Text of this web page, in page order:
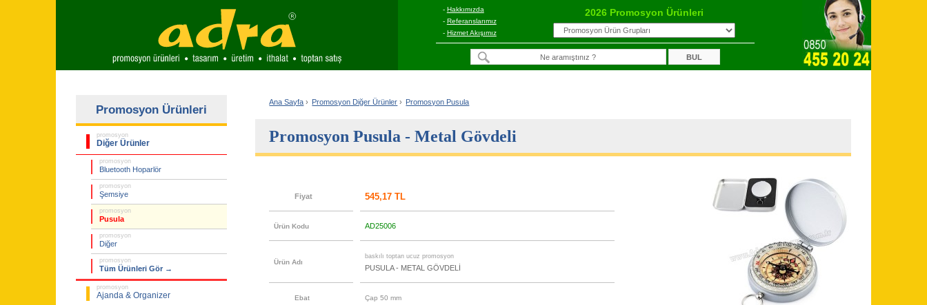
- Hakkımızda
- Referanslarımız
- Hizmet Akışımız
2026 Promosyon Ürünleri
Promosyon Ürünleri
promosyon
Diğer Ürünler
promosyon
Bluetooth Hoparlör
promosyon
Şemsiye
promosyon
Pusula
promosyon
Diğer
promosyon
Tüm Ürünleri Gör →
promosyon
Ajanda & Organizer
Ana Sayfa › Promosyon Diğer Ürünler › Promosyon Pusula
Promosyon Pusula - Metal Gövdeli
Fiyat 545,17 TL
Ürün Kodu AD25006
Ürün Adı
baskılı toptan ucuz promosyon
PUSULA - METAL GÖVDELİ
Ebat Çap 50 mm